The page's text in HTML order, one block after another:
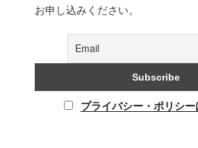
お申し込みください。
プライバシー・ポリシー